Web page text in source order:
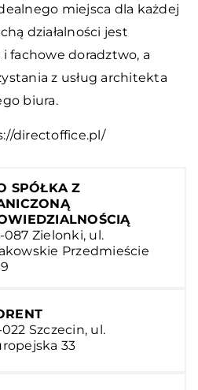
miejsca dla każdej
działalności jest
fachowe doradztwo, a
z usług architekta
biura.
directoffice.pl/
SPÓŁKA Z
087 Zielonki, ul.
Przedmieście
022 Szczecin, ul.
33